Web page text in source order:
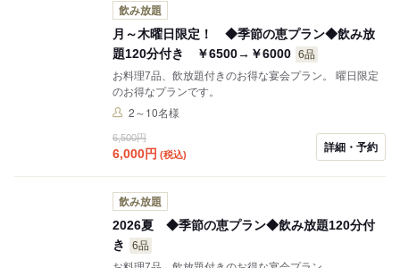
飲み放題
月～木曜日限定！ ◆季節の恵プラン◆飲み放
題120分付き ￥6500→￥6000 6品
お料理7品、飲放題付きのお得な宴会プラン。 曜日限定
のお得なプランです。
2～10名様
6,500円
6,000円 (税込)
詳細・予約
飲み放題
2026夏 ◆季節の恵プラン◆飲み放題120分付
き
6品